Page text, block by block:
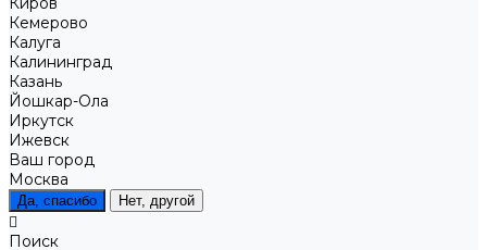
Кемерово
Калуга
Калининград
Казань
Йошкар-Ола
Иркутск
Ижевск
Ваш город
Москва
Да, спасибо Нет, другой
Поиск